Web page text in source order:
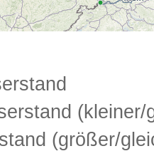
(kleiner/
(größer/